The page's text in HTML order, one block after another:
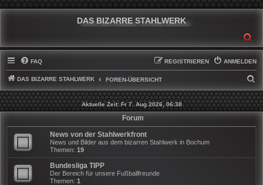
DAS BIZARRE STAHLWERK
FAQ ANMELDEN
REGISTRIEREN
DAS BIZARRE STAHLWERK FOREN-ÜBERSICHT
U
C
Aktuelle Zeit: Fr 7. Aug 2026, 06:38
Forum
News von der Stahlwerkfront
News und Bilder aus dem bizarren Stahlwerk in Bochum
Themen: 19
Bundesliga TIPP
Der Bereich für unsere Fußballfreunde
Themen: 1